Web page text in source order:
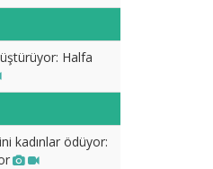
Halfa
kadınlar ödüyor: